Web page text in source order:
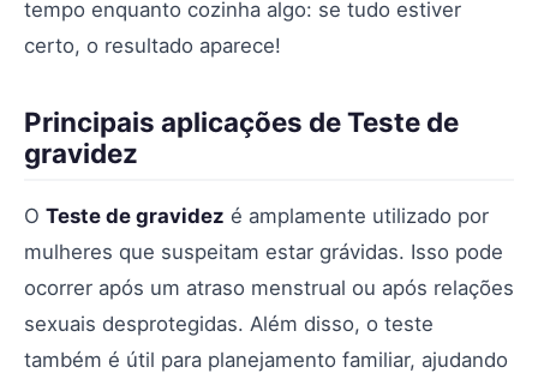
tempo enquanto cozinha algo: se tudo estiver
certo, o resultado aparece!
Principais aplicações de Teste de
gravidez
O Teste de gravidez é amplamente utilizado por
mulheres que suspeitam estar grávidas. Isso pode
ocorrer após um atraso menstrual ou após relações
sexuais desprotegidas. Além disso, o teste
também é útil para planejamento familiar, ajudando